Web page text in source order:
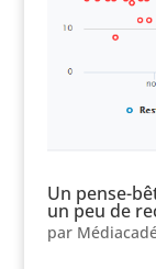
Un pense-
un peu de
par